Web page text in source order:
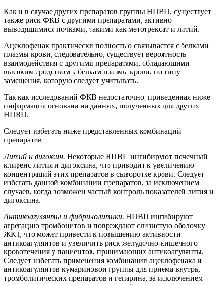
Как и в случае других препаратов группы НПВП, существует
также риск ФКВ с другими препаратами, активно
выводящимися почками, такими как метотрексат и литий.
Ацеклофенак практически полностью связывается с белками
плазмы крови, следовательно, существует вероятность
взаимодействия с другими препаратами, обладающими
высоким сродством к белкам плазмы крови, по типу
замещения, которую следует учитывать.
Так как исследований ФКВ недостаточно, приведенная ниже
информация основана на данных, полученных для других
НПВП.
Следует избегать ниже представленных комбинаций
препаратов.
Литий и дигоксин. Некоторые НПВП ингибируют почечный
клиренс лития и дигоксина, что приводит к увеличению
концентраций этих препаратов в сыворотке крови. Следует
избегать данной комбинации препаратов, за исключением
случаев, когда возможен частый контроль показателей лития и
дигоксина.
Антикоагулянты и фибринолитики. НПВП ингибируют
агрегацию тромбоцитов и повреждают слизистую оболочку
ЖКТ, что может привести к повышению активности
антикоагулянтов и увеличить риск желудочно-кишечного
кровотечения у пациентов, принимающих антикоагулянты.
Следует избегать применения комбинации ацеклофенака и
антикоагулянтов кумариновой группы для приема внутрь,
тромболитических препаратов и гепарина, за исключением